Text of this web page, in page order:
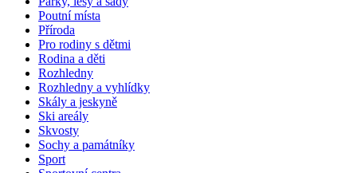
Poutní místa
Příroda
Pro rodiny s dětmi
Rodina a děti
Rozhledny
Rozhledny a vyhlídky
Skály a jeskyně
Ski areály
Skvosty
Sochy a památníky
Sport